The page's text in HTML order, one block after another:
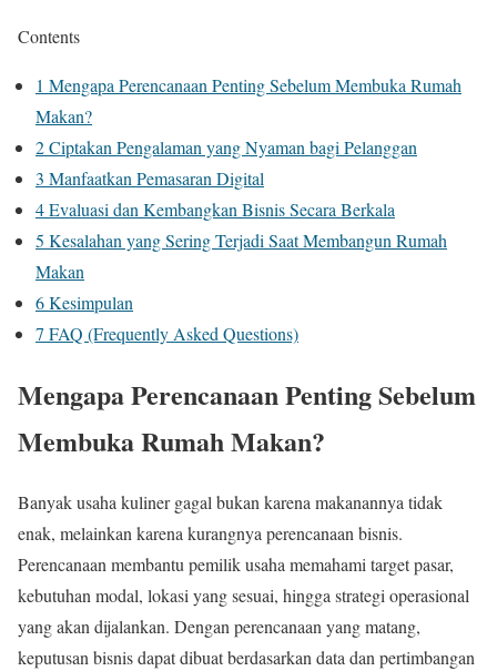
Contents
1 Mengapa Perencanaan Penting Sebelum Membuka Rumah
Makan?
2Ciptakan Pengalaman yang Nyaman bagi Pelanggan
3 Manfaatkan Pemasaran Digital
4Evaluasi dan Kembangkan Bisnis Secara Berkala
5 Kesalahan yang Sering Terjadi Saat Membangun Rumah
Makan
6Kesimpulan
7 FAQ (Frequently Asked Questions)
Mengapa Perencanaan Penting Sebelum
Membuka Rumah Makan?
Banyak usaha kuliner gagal bukan karena makanannya tidak
enak, melainkan karena kurangnya perencanaan bisnis.
Perencanaan membantu pemilik usaha memahami target pasar,
kebutuhan modal, lokasi yang sesuai, hingga strategi operasional
yang akan dijalankan. Dengan perencanaan yang matang,
keputusan bisnis dapat dibuat berdasarkan data dan pertimbangan